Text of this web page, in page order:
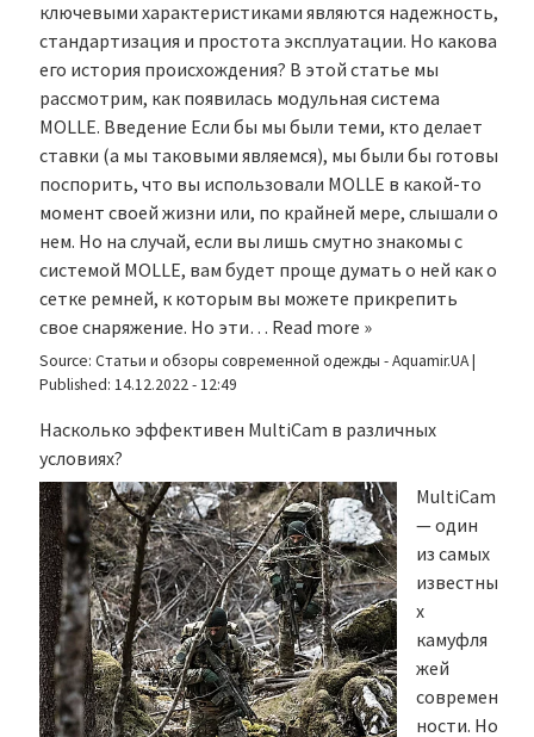
ключевыми характеристиками являются надежность,
стандартизация и простота эксплуатации. Но какова
его история происхождения? В этой статье мы
рассмотрим, как появилась модульная система
MOLLE. Введение Если бы мы были теми, кто делает
ставки (а мы таковыми являемся), мы были бы готовы
поспорить, что вы использовали MOLLE в какой-то
момент своей жизни или, по крайней мере, слышали о
нем. Но на случай, если вы лишь смутно знакомы с
системой MOLLE, вам будет проще думать о ней как о
сетке ремней, к которым вы можете прикрепить
свое снаряжение. Но эти… Read more »
Source: Статьи и обзоры современной одежды - Aquamir.UA|
Published: 14.12.2022 - 12:49
Насколько эффективен MultiCam в различных
условиях?
MultiCam
— один
из самых
известны
х
камуфля
жей
современ
ности. Но